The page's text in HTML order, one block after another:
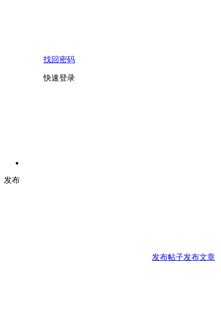
找回密码
快速登录
发布
发布帖子发布文章